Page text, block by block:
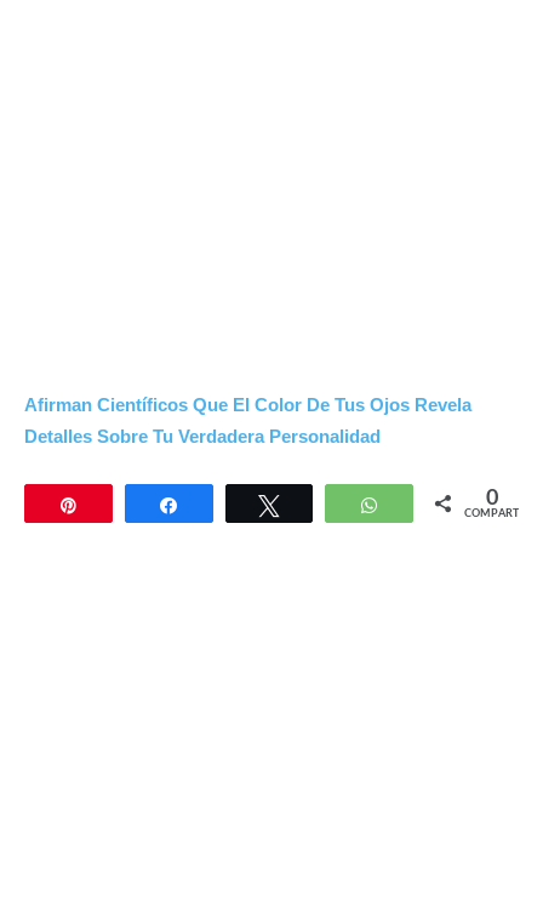
Afirman Científicos Que El Color De Tus Ojos Revela
Detalles Sobre Tu Verdadera Personalidad
Compartir WhatsApp 0
COMPARTIR